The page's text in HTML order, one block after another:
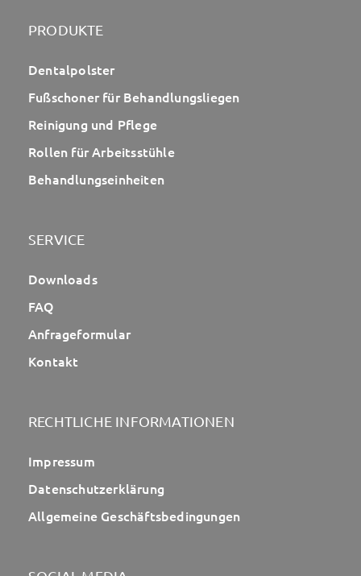
PRODUKTE
Dentalpolster
Fußschoner für Behandlungsliegen
Reinigung und Pflege
Rollen für Arbeitsstühle
Behandlungseinheiten
SERVICE
Downloads
FAQ
Anfrageformular
Kontakt
RECHTLICHE INFORMATIONEN
Impressum
Datenschutzerklärung
Allgemeine Geschäftsbedingungen